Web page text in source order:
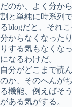
だのか、よく分か
割と単純に時系列
るblogだと、それ
分からなくなった
りする気もなくな
になるわけだ。
自分がどこまで読
のか、そのへんが
る機能、例えばそ
がある気がする。